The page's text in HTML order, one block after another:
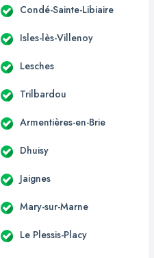
Condé-Sainte-Libiaire
Isles-lès-Villenoy
Lesches
Trilbardou
Armentières-en-Brie
Dhuisy
Jaignes
Mary-sur-Marne
Le Plessis-Placy